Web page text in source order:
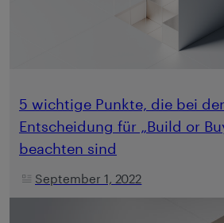
5 wichtige Punkte, die bei der
Entscheidung für „Build or
beachten sind
September 1, 2022